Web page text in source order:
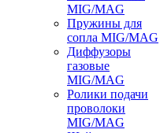
MIG/MAG
Пружины для
сопла MIG/MAG
Диффузоры
газовые
MIG/MAG
Ролики подачи
проволоки
MIG/MAG